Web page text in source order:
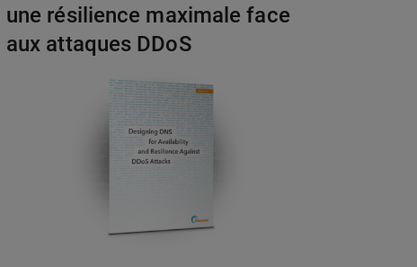
une résilience maximale face
aux attaques DDoS